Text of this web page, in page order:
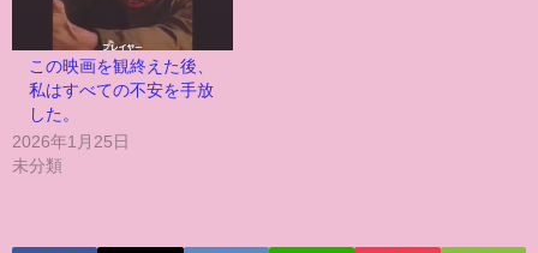
この映画を観終えた後、
私はすべての不安を手放
した。
2026年1月25日
未分類